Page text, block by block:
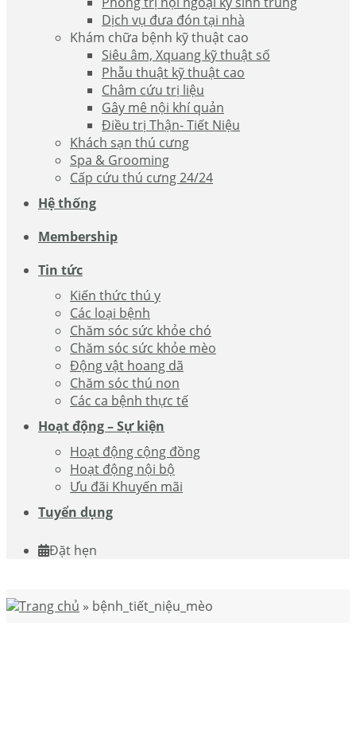
Dịch vụ đưa đón tại nhà
Khám chữa bệnh kỹ thuật cao
Siêu âm, Xquang kỹ thuật số
Phẫu thuật kỹ thuật cao
Châm cứu trị liệu
Gây mê nội khí quản
Điều trị Thận- Tiết Niệu
Khách sạn thú cưng
Spa & Grooming
Cấp cứu thú cưng 24/24
Hệ thống
Membership
Tin tức
Kiến thức thú y
Các loại bệnh
Chăm sóc sức khỏe chó
Chăm sóc sức khỏe mèo
Động vật hoang dã
Chăm sóc thú non
Các ca bệnh thực tế
Hoạt động – Sự kiện
Hoạt động cộng đồng
Hoạt động nội bộ
Ưu đãi Khuyến mãi
Tuyển dụng
Đặt hẹn
Trang chủ » bệnh_tiết_niệu_mèo